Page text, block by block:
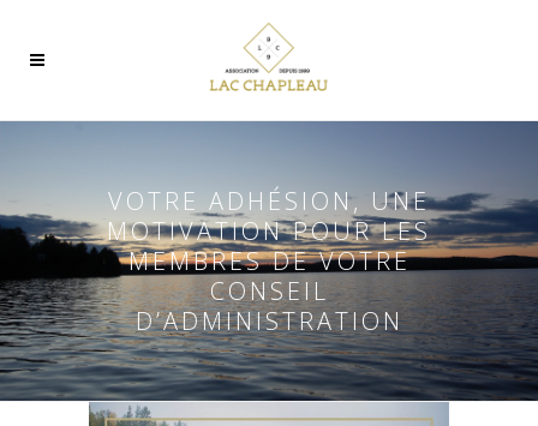
VOTRE ADHÉSION, UNE
MOTIVATION POUR LES
MEMBRES DE VOTRE
CONSEIL
D’ADMINISTRATION